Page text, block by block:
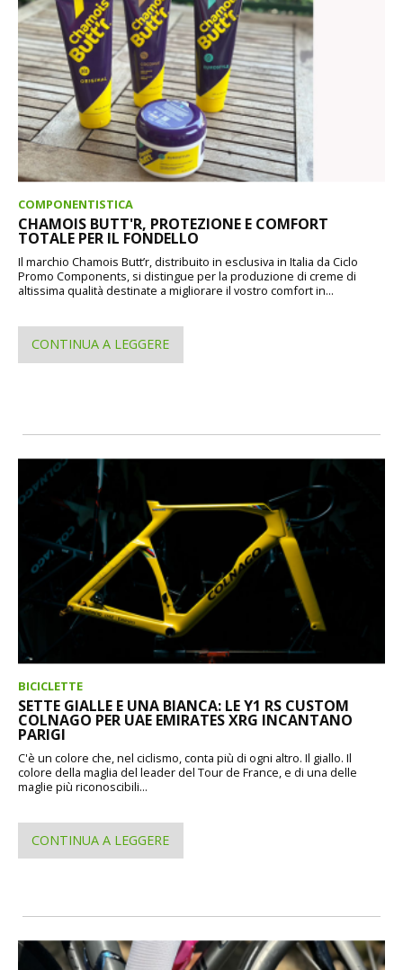
COMPONENTISTICA
CHAMOIS BUTT'R, PROTEZIONE E COMFORT
TOTALE PER IL FONDELLO
Il marchio Chamois Butt’r, distribuito in esclusiva in Italia da Ciclo
Promo Components, si distingue per la produzione di creme di
altissima qualità destinate a migliorare il vostro comfort in...
CONTINUA A LEGGERE
BICICLETTE
SETTE GIALLE E UNA BIANCA: LE Y1 RS CUSTOM
COLNAGO PER UAE EMIRATES XRG INCANTANO
PARIGI
C'è un colore che, nel ciclismo, conta più di ogni altro. Il giallo. Il
colore della maglia del leader del Tour de France, e di una delle
maglie più riconoscibili...
CONTINUA A LEGGERE